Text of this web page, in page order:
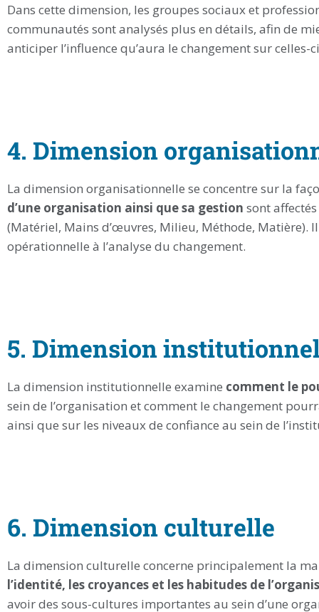
Dans cette dimension, les groupes sociaux et
communautés sont analysés plus en détails, afin de
anticiper l’influence qu’aura le changement sur celles-
4. Dimension
La dimension organisationnelle se concentre sur la
d’une organisation ainsi que sa gestion sont
(Matériel, Mains d’œuvres, Milieu, Méthode, Matière).
opérationnelle à l’analyse du changement.
5. Dimension
La dimension institutionnelle examine comment le
sein de l’organisation et comment le changement
ainsi que sur les niveaux de confiance au sein de
6. Dimension culturelle
La dimension culturelle concerne principalement la
l’identité, les croyances et les habitudes de
avoir des sous-cultures importantes au sein d’une